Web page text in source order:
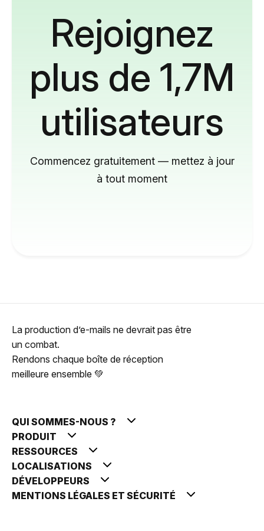
Rejoignez
plus de 1,7M
utilisateurs
Commencez gratuitement — mettez à jour
à tout moment
La production d’e-mails ne devrait pas être
un combat.
Rendons chaque boîte de réception
meilleure ensemble 💚
QUI SOMMES-NOUS ?
PRODUIT
RESSOURCES
LOCALISATIONS
DÉVELOPPEURS
MENTIONS LÉGALES ET SÉCURITÉ